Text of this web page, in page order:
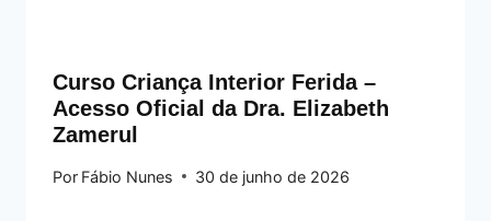
Curso Criança Interior Ferida –
Acesso Oficial da Dra. Elizabeth
Zamerul
Por Fábio Nunes 30 de junho de 2026